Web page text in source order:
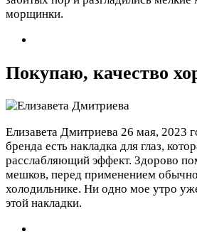
морщинки.
Покупаю, качество
Елизавета Дмитриева 26 мая, 2023
бренда есть накладка для глаз,
расслабляющий эффект. Здорово
мешков, перед применением
холодильнике. Ни одно мое утро
этой накладки.